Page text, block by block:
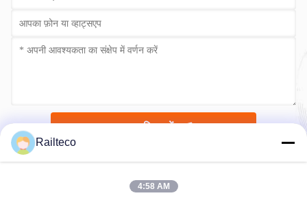
अब सबमिट करें
Railteco
4:58 AM